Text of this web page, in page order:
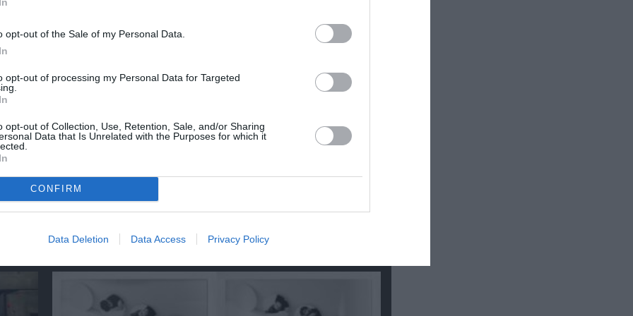
opt-out of the Sale of my Personal Data.
opt-out of processing my Personal Data for Targeted
opt-out of Collection, Use, Retention, Sale, and/or Sharing
Data that Is Unrelated with the Purposes for which it
CONFIRM
Data Deletion Data Access Privacy Policy
ΠΑΡΑΣΤΑΣΕΙΣ 2024 - 2025
και τον Πολιτισμό!
το Culturenow.gr
Σχετικά Άρθρα